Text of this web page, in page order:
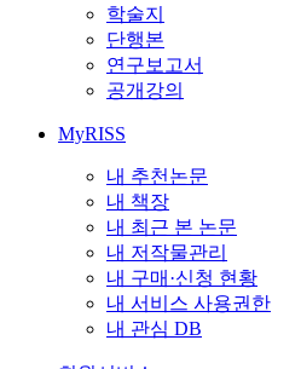
학술지
단행본
연구보고서
공개강의
MyRISS
내 추천논문
내 책장
내 최근 본 논문
내 저작물관리
내 구매·신청 현황
내 서비스 사용권한
내 관심 DB